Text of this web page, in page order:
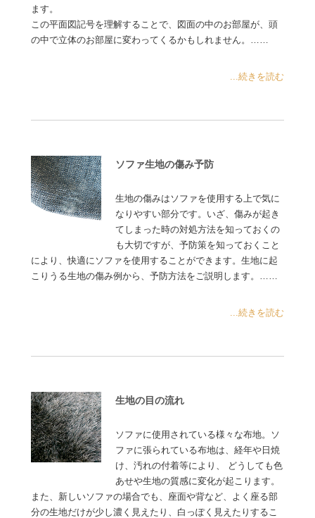
ます。
この平面図記号を理解することで、図面の中のお部屋が、頭
の中で立体のお部屋に変わってくるかもしれません。……
...続きを読む
ソファ生地の傷み予防
生地の傷みはソファを使用する上で気に
なりやすい部分です。いざ、傷みが起き
てしまった時の対処方法を知っておくの
も大切ですが、予防策を知っておくこと
により、快適にソファを使用することができます。生地に起
こりうる生地の傷み例から、予防方法をご説明します。……
...続きを読む
生地の目の流れ
ソファに使用されている様々な布地。ソ
ファに張られている布地は、経年や日焼
け、汚れの付着等により、 どうしても色
あせや生地の質感に変化が起こります。
また、新しいソファの場合でも、座面や背など、よく座る部
分の生地だけが少し濃く見えたり、白っぽく見えたりするこ